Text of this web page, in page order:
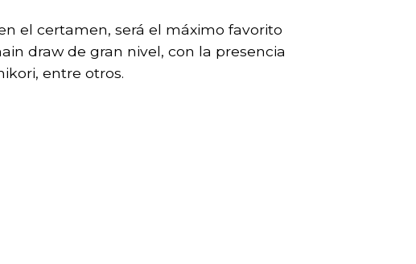
el certamen, será el máximo favorito
draw de gran nivel, con la presencia
entre otros.